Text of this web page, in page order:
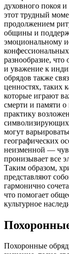
духовного покоя
этот трудный
продолжением
общины и
эмоциональному
разнообразие, что
и уважение к
обрядов также
ценностях, таких
которые играют
смерти и памяти
практику
символизирующих
могут
географических
неизменной —
пронизывает все
Таким образом,
представляют
гармонично
что помогает
культурное
Похоронные